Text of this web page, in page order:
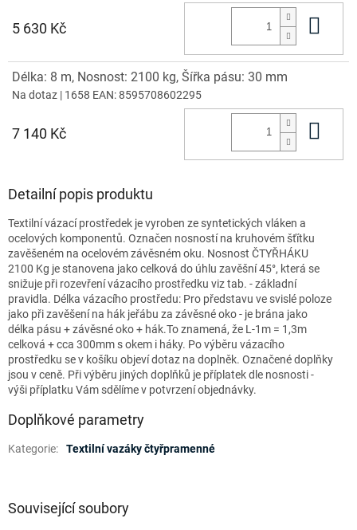
5 630 Kč
Délka: 8 m, Nosnost: 2100 kg, Šířka pásu: 30 mm
Na dotaz | 1658 EAN:8595708602295
7 140 Kč
Detailní popis produktu
Textilní vázací prostředek je vyroben ze syntetických vláken a
ocelových komponentů. Označen nosností na kruhovém šťítku
zavěšeném na ocelovém závěsném oku. Nosnost ČTYŘHÁKU
2100 Kg je stanovena jako celková do úhlu zavěšní 45°, která se
snižuje při rozevření vázacího prostředku viz tab. - základní
pravidla. Délka vázacího prostředu: Pro představu ve svislé poloze
jako při zavěšení na hák jeřábu za závěsné oko - je brána jako
délka pásu + závěsné oko + hák.To znamená, že L-1m = 1,3m
celková + cca 300mm s okem i háky. Po výběru vázacího
prostředku se v košíku objeví dotaz na doplněk. Označené doplňky
jsou v ceně. Při výběru jiných doplňků je příplatek dle nosnosti -
výši příplatku Vám sdělíme v potvrzení objednávky.
Doplňkové parametry
Kategorie: Textilní vazáky čtyřpramenné
Související soubory